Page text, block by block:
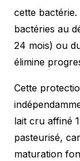
cette
bactéries au
24 mois) ou
élimine
Cette
lait cru affiné
pasteurisé,
maturation